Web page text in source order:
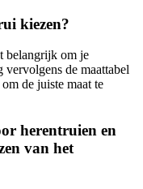
kiezen?
belangrijk om je
vervolgens de maattabel
de juiste maat te
herentruien en
van het